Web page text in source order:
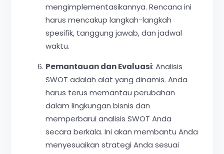
mengimplementasikannya. Rencana ini
harus mencakup langkah-langkah
spesifik, tanggung jawab, dan jadwal
waktu.
Pemantauan dan Evaluasi: Analisis
SWOT adalah alat yang dinamis. Anda
harus terus memantau perubahan
dalam lingkungan bisnis dan
memperbarui analisis SWOT Anda
secara berkala. Ini akan membantu Anda
menyesuaikan strategi Anda sesuai